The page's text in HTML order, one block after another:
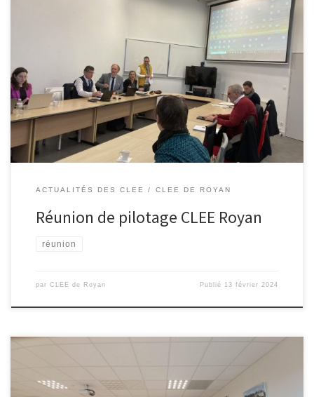
C’est au lycée de l’atlantique et sous le pilotage de Mmes Miara et
Marchegay que nous nous sommes réunis afin de parler plus
particulièrement du forum des métiers qui aura lieu le 15 février
2024 (+ de 600 élèves attendus…) mais aussi des principales
activités prévues dans le cadre du […]
ACTUALITÉS DES CLEE CLEE DE ROYAN
Réunion de pilotage CLEE Royan
réunion
par CLEE de Royan Publié 13 février 2024